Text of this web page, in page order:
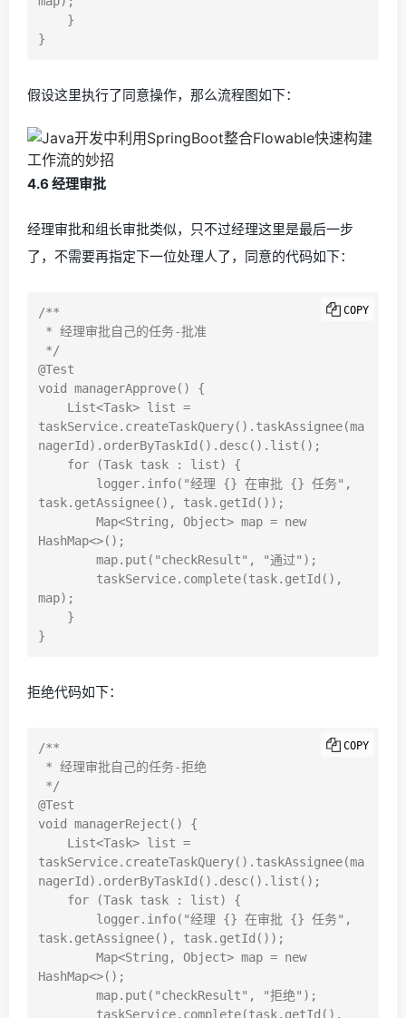
假设这里执行了同意操作，那么流程图如下：
4.6 经理审批
经理审批和组长审批类似，只不过经理这里是最后一步
了，不需要再指定下一位处理人了，同意的代码如下：
/**
@Test
void managerApprove() {
taskService.createTaskQuery().taskAssignee(ma
nagerId).orderByTaskId().desc().list();
task.getAssignee(), task.getId());
HashMap<>();
map);
COPY
拒绝代码如下：
/**
@Test
void managerReject() {
taskService.createTaskQuery().taskAssignee(ma
nagerId).orderByTaskId().desc().list();
task.getAssignee(), task.getId());
HashMap<>();
COPY